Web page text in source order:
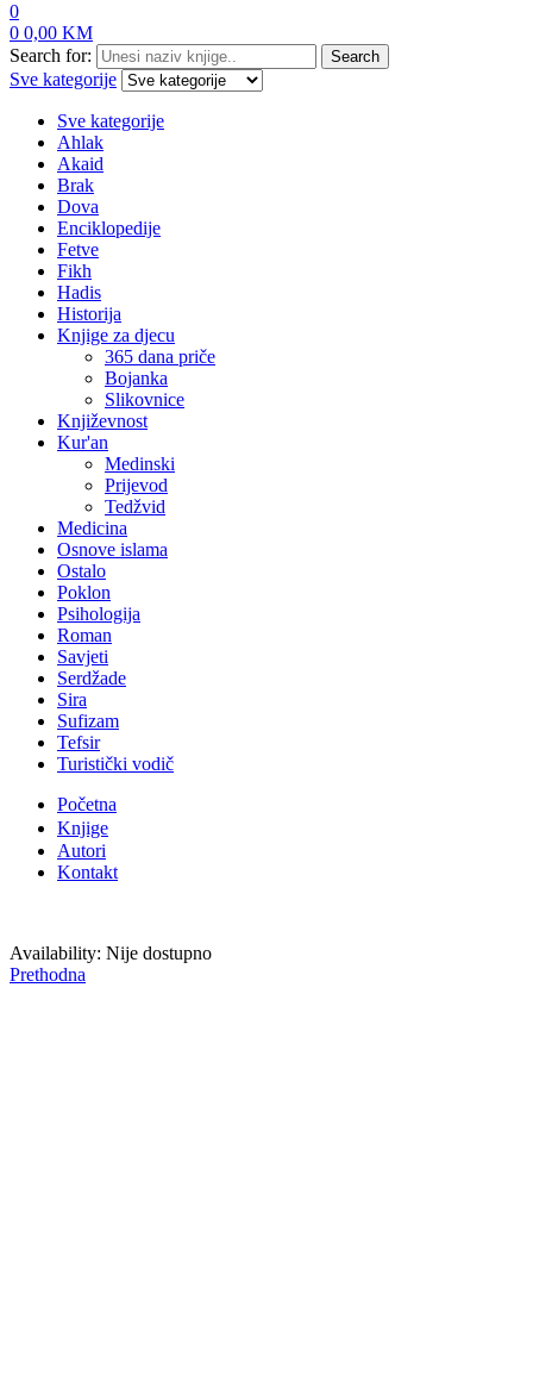
0
0 0,00 KM
Search for:
Search
Sve kategorije
Sve kategorije
Ahlak
Akaid
Brak
Dova
Enciklopedije
Fetve
Fikh
Hadis
Historija
Knjige za djecu
365 dana priče
Bojanka
Slikovnice
Književnost
Kur'an
Medinski
Prijevod
Tedžvid
Medicina
Osnove islama
Ostalo
Poklon
Psihologija
Roman
Savjeti
Serdžade
Sira
Sufizam
Tefsir
Turistički vodič
Početna
Knjige
Autori
Kontakt
Availability: Nije dostupno
Prethodna